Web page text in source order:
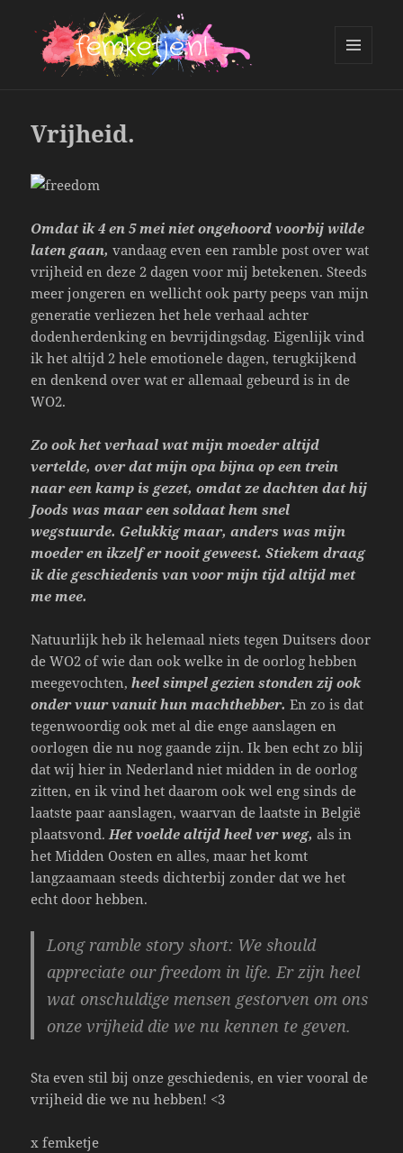
Vrijheid.
Omdat ik 4 en 5 mei niet ongehoord voorbij wilde
laten gaan, vandaag even een ramble post over wat
vrijheid en deze 2 dagen voor mij betekenen. Steeds
meer jongeren en wellicht ook party peeps van mijn
generatie verliezen het hele verhaal achter
dodenherdenking en bevrijdingsdag. Eigenlijk vind
ik het altijd 2 hele emotionele dagen, terugkijkend
en denkend over wat er allemaal gebeurd is in de
WO2.
Zo ook het verhaal wat mijn moeder altijd
vertelde, over dat mijn opa bijna op een trein
naar een kamp is gezet, omdat ze dachten dat hij
Joods was maar een soldaat hem snel
wegstuurde. Gelukkig maar, anders was mijn
moeder en ikzelf er nooit geweest. Stiekem draag
ik die geschiedenis van voor mijn tijd altijd met
me mee.
Natuurlijk heb ik helemaal niets tegen Duitsers door
de WO2 of wie dan ook welke in de oorlog hebben
meegevochten,heel simpel gezien stonden zij ook
onder vuur vanuit hun machthebber. En zo is dat
tegenwoordig ook met al die enge aanslagen en
oorlogen die nu nog gaande zijn. Ik ben echt zo blij
dat wij hier in Nederland niet midden in de oorlog
zitten, en ik vind het daarom ook wel eng sinds de
laatste paar aanslagen, waarvan de laatste in België
plaatsvond.Het voelde altijd heel ver weg, als in
het Midden Oosten en alles, maar het komt
langzaamaan steeds dichterbij zonder dat we het
echt door hebben.
Long ramble story short: We should
appreciate our freedom in life. Er zijn heel
wat onschuldige mensen gestorven om ons
onze vrijheid die we nu kennen te geven.
Sta even stil bij onze geschiedenis, en vier vooral de
vrijheid die we nu hebben! <3
x femketje